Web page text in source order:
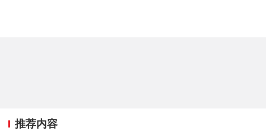
推荐内容